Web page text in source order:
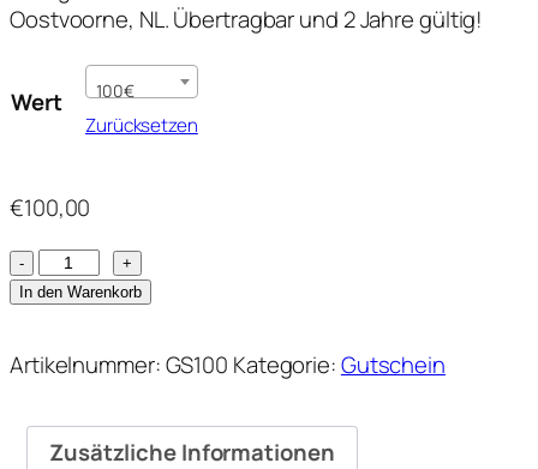
€1.000,00
Oostvoorne, NL. Übertragbar und 2 Jahre gültig!
Wert 100€
Zurücksetzen
€100,00
Wertgutschein
Menge
In den Warenkorb
Artikelnummer:GS100 Kategorie:Gutschein
Zusätzliche Informationen